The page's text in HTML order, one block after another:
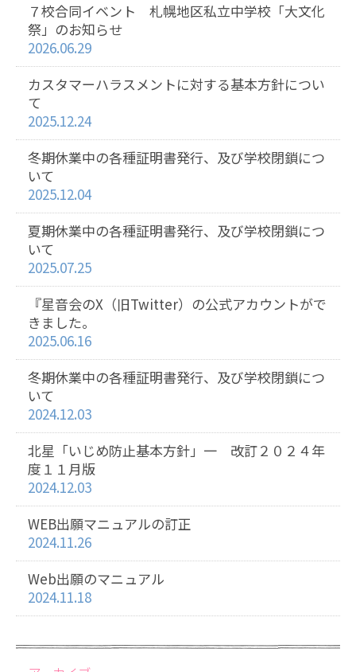
７校合同イベント 札幌地区私立中学校「大文化
祭」のお知らせ
2026.06.29
カスタマーハラスメントに対する基本方針につい
て
2025.12.24
冬期休業中の各種証明書発行、及び学校閉鎖につ
いて
2025.12.04
夏期休業中の各種証明書発行、及び学校閉鎖につ
いて
2025.07.25
『星音会のX（旧Twitter）の公式アカウントがで
きました。
2025.06.16
冬期休業中の各種証明書発行、及び学校閉鎖につ
いて
2024.12.03
北星「いじめ防止基本方針」一 改訂２０２４年
度１１月版
2024.12.03
WEB出願マニュアルの訂正
2024.11.26
Web出願のマニュアル
2024.11.18